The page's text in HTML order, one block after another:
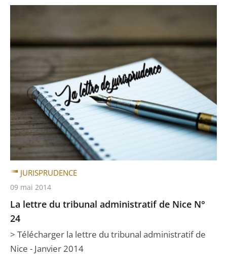
La lettre du tribunal administratif de Nice N°
24
> Télécharger la lettre du tribunal administratif de
Nice - Janvier 2014
JURISPRUDENCE
09 mai 2014